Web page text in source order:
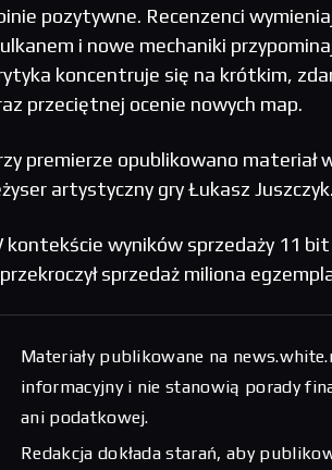
pozytywne. Recenzenci
i nowe mechaniki
koncentruje się na krótkim,
przeciętnej ocenie nowych map.
premierze opublikowano materiał
artystyczny gry Łukasz
kontekście wyników sprzedaży 11
sprzedaż miliona
Materiały publikowane na
informacyjny i nie stanowią porady
ani podatkowej.
Redakcja dokłada starań, aby